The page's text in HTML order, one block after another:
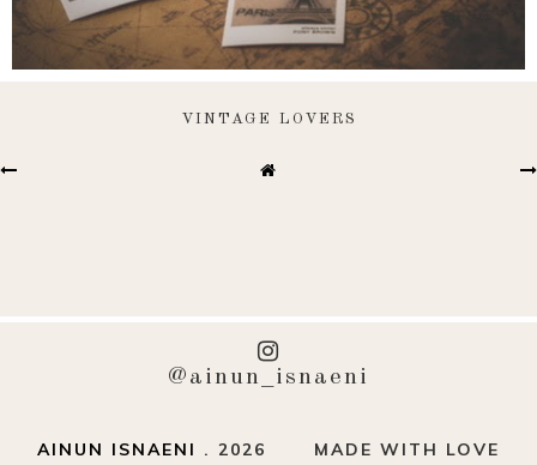
VINTAGE LOVERS
@ainun_isnaeni
AINUN ISNAENI . 2026
MADE WITH LOVE